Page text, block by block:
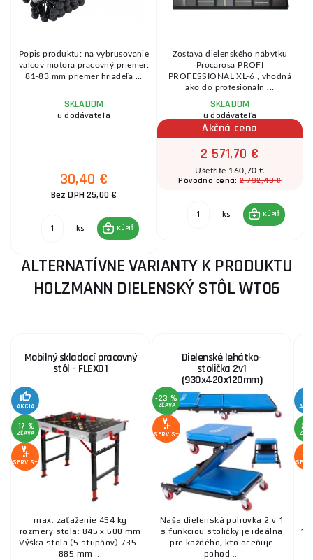
Popis produktu: na vybrusovanie
valcov motora pracovný priemer:
81-83 mm priemer hriadeľa ...
SKLADOM
u dodávateľa
30,40 €
Bez DPH 25,00 €
ks KÚPIŤ
Zostava dielenského nábytku
Procarosa PROFI
PROFESSIONAL XL-6 , vhodná
ako do profesionáln ...
SKLADOM
u dodávateľa
Akčná cena
2 571,70 €
Ušetříte 160,70 €
Pôvodná cena:2 732,40 €
ks KÚPIŤ
ALTERNATÍVNE VARIANTY K PRODUKTU
HOLZMANN DIELENSKÝ STÔL WT06
Mobilný skladací pracovný
stôl - FLEX01
AKCIA
-17 %
ZĽAVA
SERVIS+
max. zaťaženie 454 kg
rozmery stola: 845 x 600 mm
Výška stola (5 stupňov) 735 -
885 mm ...
Dielenské lehátko-
stolička 2v1
(930x420x120mm)
-23 %
ZĽAVA
SERVIS+
Naša dielenská pohovka 2 v 1
s funkciou stoličky je ideálna
pre každého, kto oceňuje
pohod ...
-21